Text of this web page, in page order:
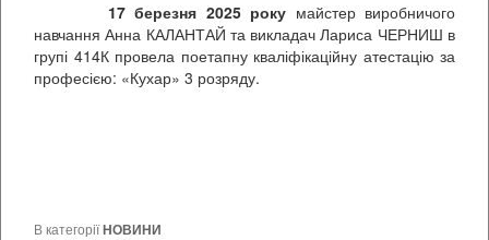
17 березня 2025 року майстер виробничого
навчання Анна КАЛАНТАЙ та викладач Лариса ЧЕРНИШ в
групі 414К провела поетапну кваліфікаційну атестацію за
професією: «Кухар» 3 розряду.
В категоріїНОВИНИ